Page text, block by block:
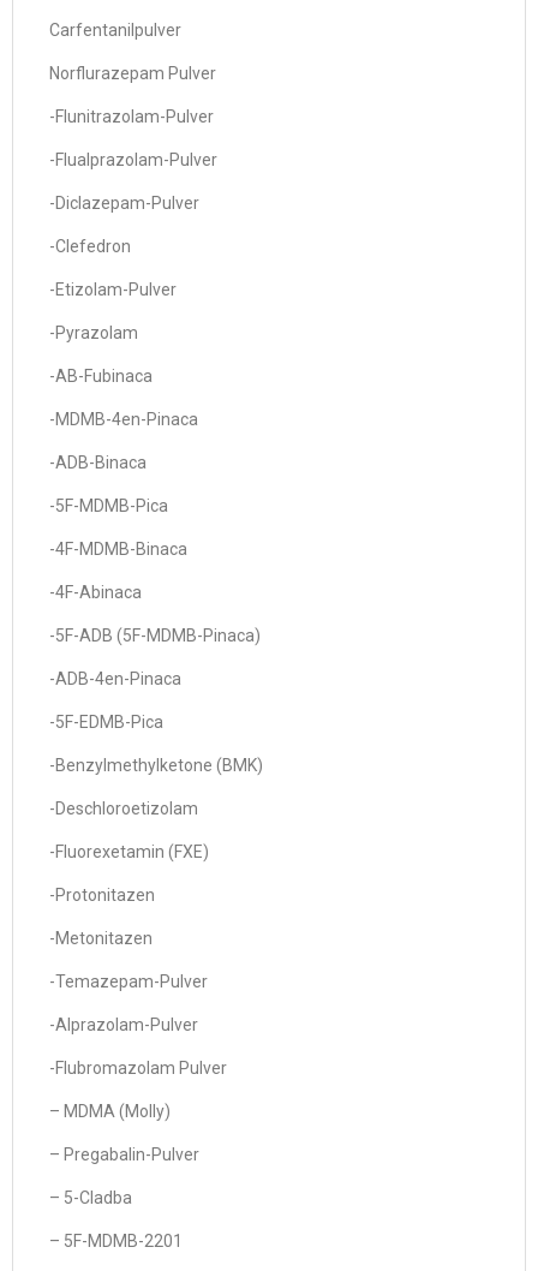
Carfentanilpulver
Norflurazepam Pulver
-Flunitrazolam-Pulver
-Flualprazolam-Pulver
-Diclazepam-Pulver
-Clefedron
-Etizolam-Pulver
-Pyrazolam
-AB-Fubinaca
-MDMB-4en-Pinaca
-ADB-Binaca
-5F-MDMB-Pica
-4F-MDMB-Binaca
-4F-Abinaca
-5F-ADB (5F-MDMB-Pinaca)
-ADB-4en-Pinaca
-5F-EDMB-Pica
-Benzylmethylketone (BMK)
-Deschloroetizolam
-Fluorexetamin (FXE)
-Protonitazen
-Metonitazen
-Temazepam-Pulver
-Alprazolam-Pulver
-Flubromazolam Pulver
– MDMA (Molly)
– Pregabalin-Pulver
– 5-Cladba
– 5F-MDMB-2201